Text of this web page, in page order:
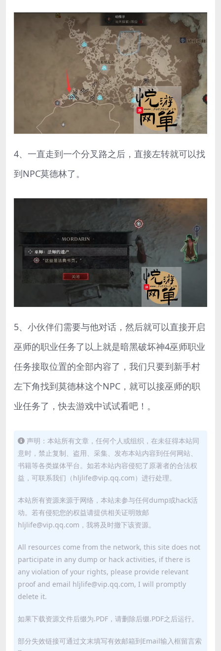
4、一直走到一个分叉路之后，直接左转就可以找
到NPC莫德林了。
5、小伙伴们需要与他对话，然后就可以直接开启
巫师的职业任务了以上就是暗黑破坏神4巫师职业
任务接取位置的全部内容了，我们只要到新手村
左下角找到莫德林这个NPC，就可以接巫师的职
业任务了，快去游戏中试试看吧！。
声明：本站所有文章，任何个人或组织，在未征得本站同
意时，禁止复制、盗用、采集、发布本站内容到任何网站、
书籍等各类媒体平台。如若本站内容侵犯了原著者的合法权
益，可联系我们（hljlife@vip.qq.com）进行处理。
本站所有资源来源于网络，本站未参与任何dump或hack活
动。若有侵犯您的权益请提供相关证明致邮
hljlife@vip.qq.com，我将及时撤下该资源。
All resources come from the network, this site does not
participate in any dump or hack activities, if there is
any violation of your rights, please provide relevant
proof and email hljlife@vip.qq.com, I will promptly
delete it.
如果下载资源文件后缀为.PDF，请删除后缀.PDF之后运行。
部分失效链接可通过文末填写有效邮箱到Email输入框留言索